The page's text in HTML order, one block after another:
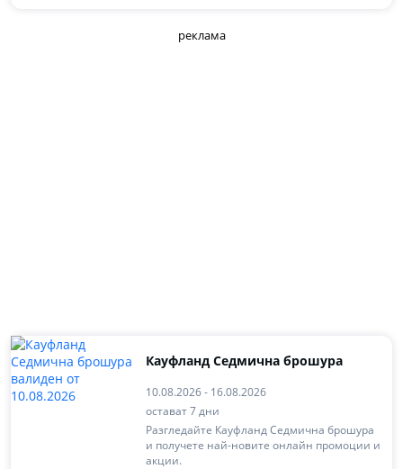
реклама
Кауфланд Седмична брошура
10.08.2026 - 16.08.2026
остават 7 дни
Разгледайте Кауфланд Седмична брошура
и получете най-новите онлайн промоции и
акции.